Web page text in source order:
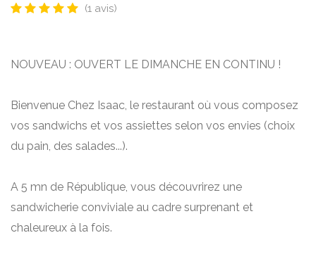
(1 avis)
NOUVEAU : OUVERT LE DIMANCHE EN CONTINU !
Bienvenue Chez Isaac, le restaurant où vous composez
vos sandwichs et vos assiettes selon vos envies (choix
du pain, des salades...).
A 5 mn de République, vous découvrirez une
sandwicherie conviviale au cadre surprenant et
chaleureux à la fois.